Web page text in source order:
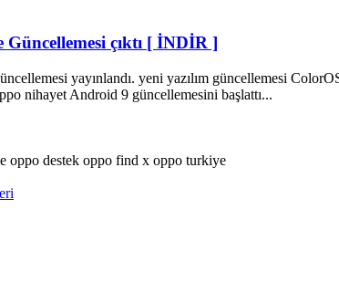
çıktı [ İNDİR ]
yayınlandı. yeni yazılım güncellemesi
nihayet Android 9 güncellemesini başlattı...
oppo destek oppo find x oppo turkiye